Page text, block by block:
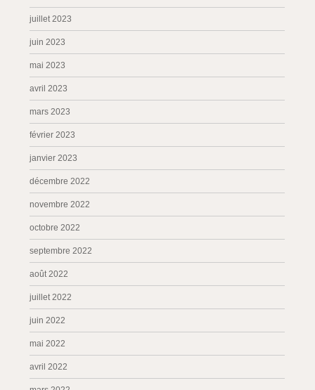
juillet 2023
juin 2023
mai 2023
avril 2023
mars 2023
février 2023
janvier 2023
décembre 2022
novembre 2022
octobre 2022
septembre 2022
août 2022
juillet 2022
juin 2022
mai 2022
avril 2022